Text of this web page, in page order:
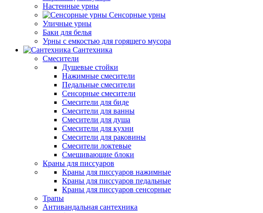
Настенные урны
Сенсорные урны
Уличные урны
Баки для белья
Урны с емкостью для горящего мусора
Сантехника
Смесители
Душевые стойки
Нажимные смесители
Педальные смесители
Сенсорные смесители
Смесители для биде
Смесители для ванны
Смесители для душа
Смесители для кухни
Смесители для раковины
Смесители локтевые
Смешивающие блоки
Краны для писсуаров
Краны для писсуаров нажимные
Краны для писсуаров педальные
Краны для писсуаров сенсорные
Трапы
Антивандальная сантехника